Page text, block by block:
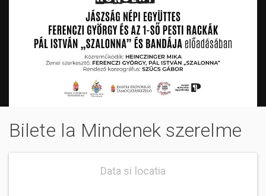
Bilete la Mindenek szerelme
Data si locatia